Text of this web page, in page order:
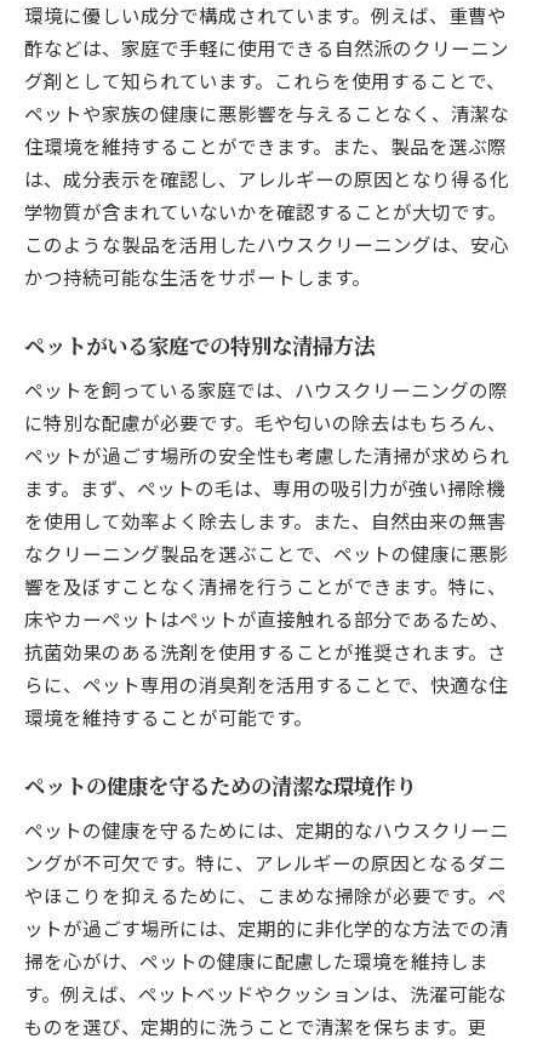
環境に優しい成分で構成されています。例えば、重曹や
酢などは、家庭で手軽に使用できる自然派のクリーニン
グ剤として知られています。これらを使用することで、
ペットや家族の健康に悪影響を与えることなく、清潔な
住環境を維持することができます。また、製品を選ぶ際
は、成分表示を確認し、アレルギーの原因となり得る化
学物質が含まれていないかを確認することが大切です。
このような製品を活用したハウスクリーニングは、安心
かつ持続可能な生活をサポートします。
ペットがいる家庭での特別な清掃方法
ペットを飼っている家庭では、ハウスクリーニングの際
に特別な配慮が必要です。毛や匂いの除去はもちろん、
ペットが過ごす場所の安全性も考慮した清掃が求められ
ます。まず、ペットの毛は、専用の吸引力が強い掃除機
を使用して効率よく除去します。また、自然由来の無害
なクリーニング製品を選ぶことで、ペットの健康に悪影
響を及ぼすことなく清掃を行うことができます。特に、
床やカーペットはペットが直接触れる部分であるため、
抗菌効果のある洗剤を使用することが推奨されます。さ
らに、ペット専用の消臭剤を活用することで、快適な住
環境を維持することが可能です。
ペットの健康を守るための清潔な環境作り
ペットの健康を守るためには、定期的なハウスクリーニ
ングが不可欠です。特に、アレルギーの原因となるダニ
やほこりを抑えるために、こまめな掃除が必要です。ペ
ットが過ごす場所には、定期的に非化学的な方法での清
掃を心がけ、ペットの健康に配慮した環境を維持しま
す。例えば、ペットベッドやクッションは、洗濯可能な
ものを選び、定期的に洗うことで清潔を保ちます。更